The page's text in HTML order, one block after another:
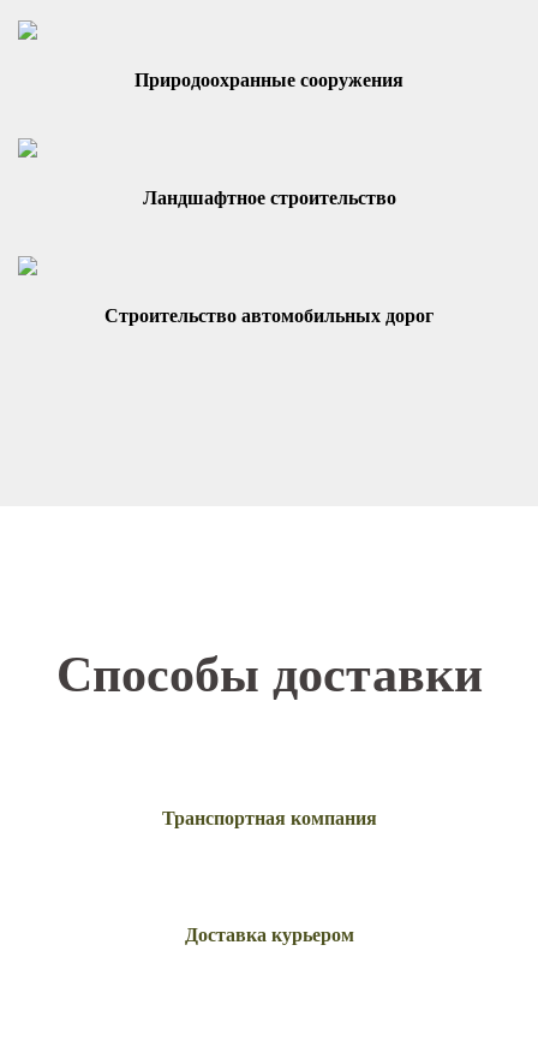
Природоохранные сооружения
Ландшафтное строительство
Строительство автомобильных дорог
Способы доставки
Транспортная компания
Доставка курьером